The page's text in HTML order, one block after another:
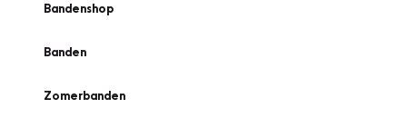
Bandenshop
Banden
Zomerbanden